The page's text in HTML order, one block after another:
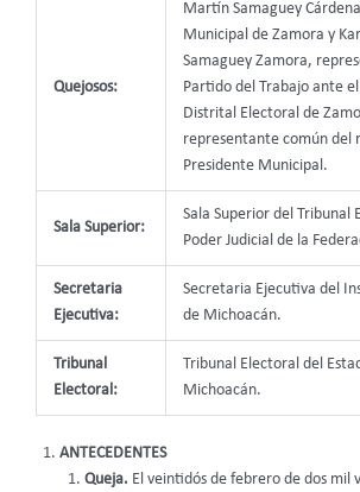
Quejosos:
Martín Samaguey
Municipal de Zamora y
Samaguey Zamora,
Partido del Trabajo ante el
Distrital Electoral de
representante común del
Presidente Municipal.
Sala Superior:
Sala Superior del Tribunal
Poder Judicial de la
Secretaria
Ejecutiva:
Secretaria Ejecutiva del
de Michoacán.
Tribunal
Electoral:
Tribunal Electoral del
Michoacán.
ANTECEDENTES
Queja. El veintidós de febrero de dos mil